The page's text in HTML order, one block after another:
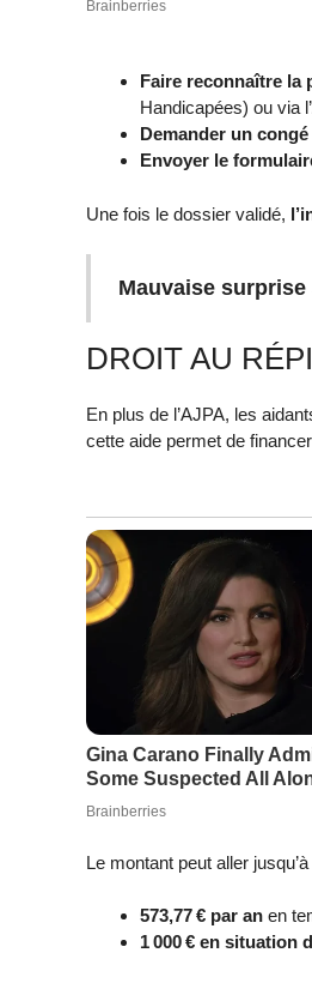
Faire reconnaître la
Handicapées) ou via
Demander un
Envoyer le
Une fois le dossier validé,
Mauvaise
DROIT AU
En plus de l’AJPA, les
cette aide permet de
Le montant peut aller jusqu’à
573,77 € par an en
1 000 € en situation